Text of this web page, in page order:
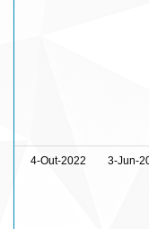
4-Out-2022 3-Jun-